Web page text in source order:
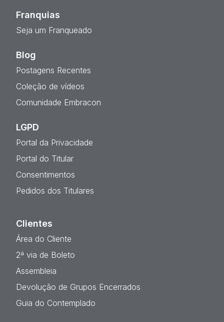
Franquias
Seja um Franqueado
Blog
Postagens Recentes
Coleção de vídeos
Comunidade Embracon
LGPD
Portal da Privacidade
Portal do Titular
Consentimentos
Pedidos dos Titulares
Clientes
Área do Cliente
2ª via de Boleto
Assembleia
Devolução de Grupos Encerrados
Guia do Contemplado